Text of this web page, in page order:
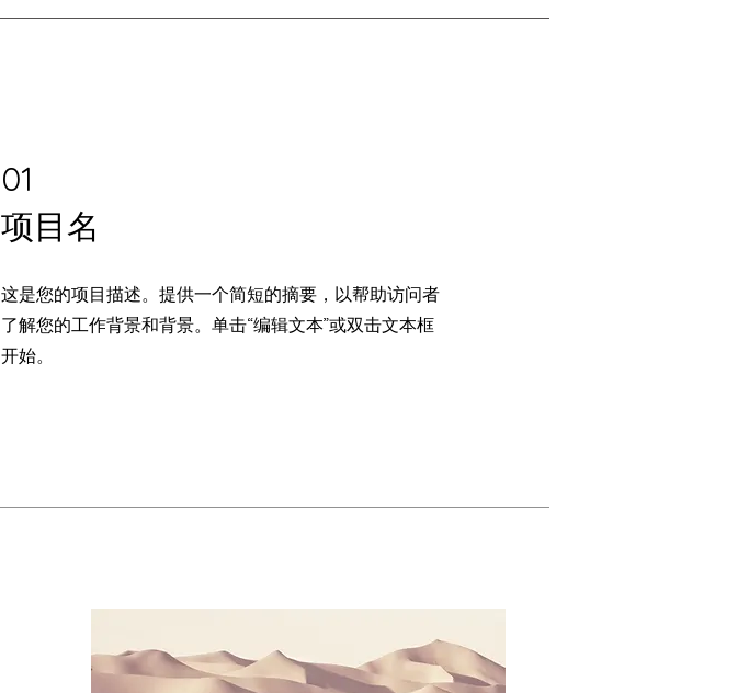
01
项目名
这是您的项目描述。提供一个简短的摘要，以帮助访问者
了解您的工作背景和背景。单击“编辑文本”或双击文本框
开始。